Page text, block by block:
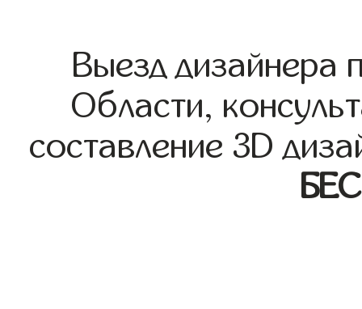
Выезд дизайнера
Области,
составление 3D